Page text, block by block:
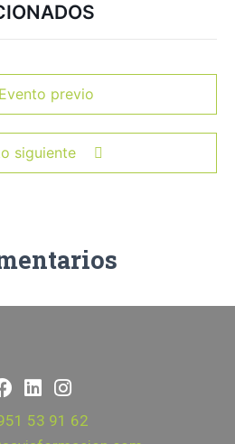
Evento previo
siguiente
53 91 62